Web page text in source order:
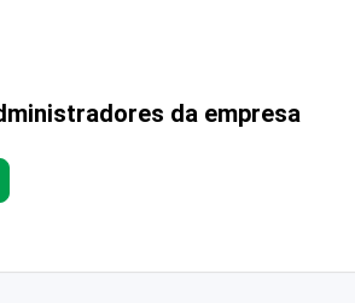
da empresa